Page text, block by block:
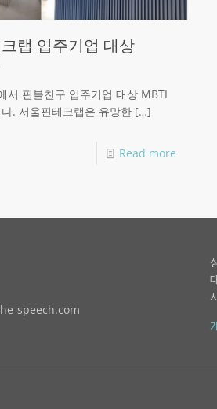
랩 입주기업 대상
서 핀블친구 입주기업 대상 MBTI
. 서울핀테크랩은 유망한[…]
Read more
speech.com